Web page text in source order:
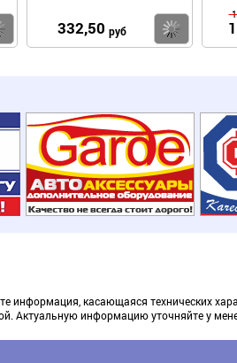
Купить332,50 руб
информация, касающаяся технических
Актуальную информацию уточняйте у